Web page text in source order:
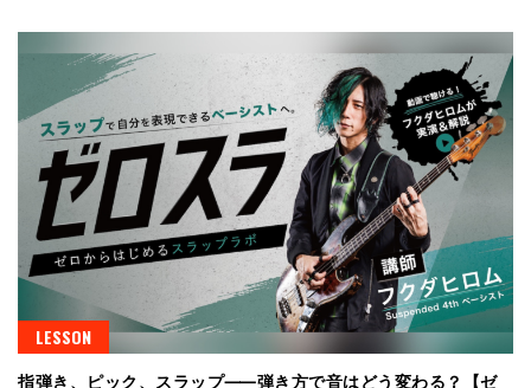
LESSON
指弾き、ピック、スラップ⸺弾き方で音はどう変わる？【ゼ